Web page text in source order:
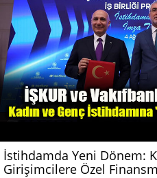
İstihdamda Yeni Dönem:
Girişimcilere Özel